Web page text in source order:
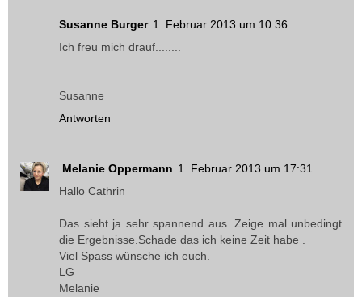
Susanne Burger 1. Februar 2013 um 10:36
Ich freu mich drauf........
Susanne
Antworten
Melanie Oppermann 1. Februar 2013 um 17:31
Hallo Cathrin
Das sieht ja sehr spannend aus .Zeige mal unbedingt
die Ergebnisse.Schade das ich keine Zeit habe .
Viel Spass wünsche ich euch.
LG
Melanie